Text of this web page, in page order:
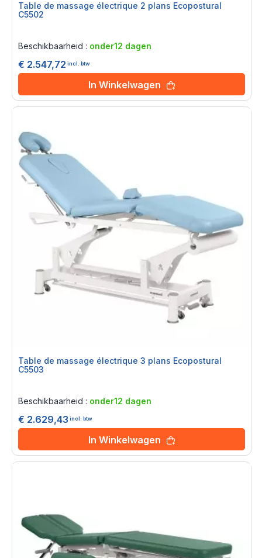
Table de massage électrique 2 plans Ecopostural
C5502
Beschikbaarheid : onder12 dagen
€ 2.547,72 incl. btw
In Winkelwagen
Table de massage électrique 3 plans Ecopostural
C5503
Beschikbaarheid : onder12 dagen
€ 2.629,43 incl. btw
In Winkelwagen